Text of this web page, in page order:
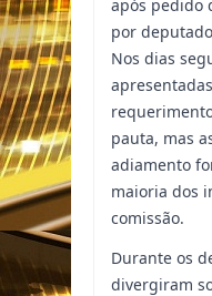
após pedido
por
Nos dias
pauta, mas
adiamento
maioria dos
comissão.
Durante os
divergiram